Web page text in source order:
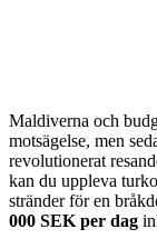
Maldiverna och
motsägelse, men
revolutionerat
kan du uppleva
stränder för en
000 SEK per dag